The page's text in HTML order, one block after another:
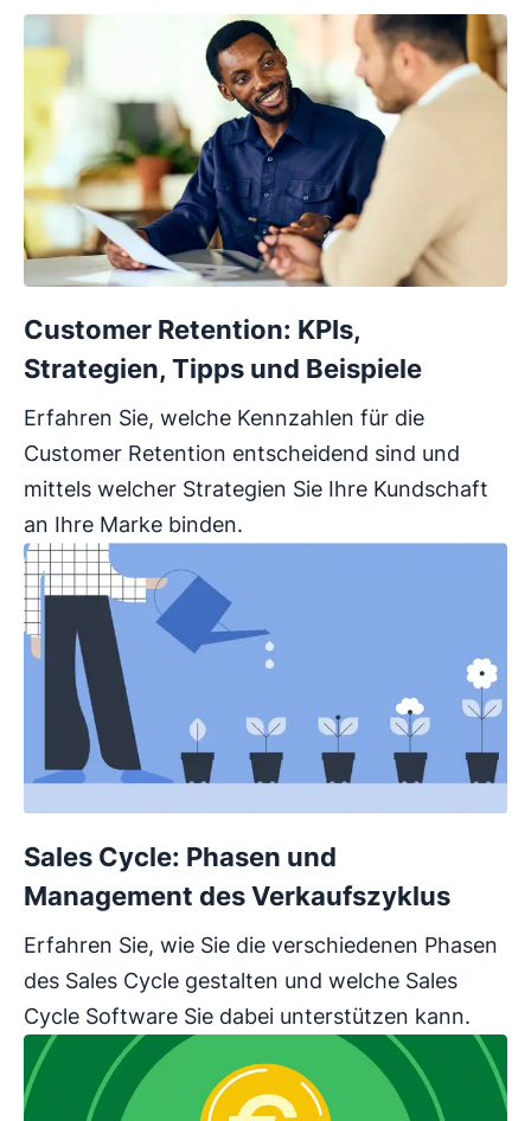
Customer Retention: KPIs,
Strategien, Tipps und Beispiele
Erfahren Sie, welche Kennzahlen für die
Customer Retention entscheidend sind und
mittels welcher Strategien Sie Ihre Kundschaft
an Ihre Marke binden.
Sales Cycle: Phasen und
Management des Verkaufszyklus
Erfahren Sie, wie Sie die verschiedenen Phasen
des Sales Cycle gestalten und welche Sales
Cycle Software Sie dabei unterstützen kann.